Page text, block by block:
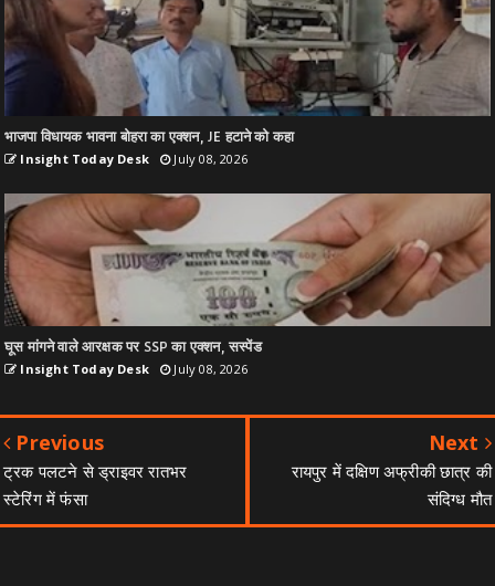
भाजपा विधायक भावना बोहरा का एक्शन, JE हटाने को कहा
Insight Today Desk July 08, 2026
घूस मांगने वाले आरक्षक पर SSP का एक्शन, सस्पेंड
Insight Today Desk July 08, 2026
Previous
ट्रक पलटने से ड्राइवर रातभर
स्टेरिंग में फंसा
Next
रायपुर में दक्षिण अफ्रीकी छात्र की
संदिग्ध मौत